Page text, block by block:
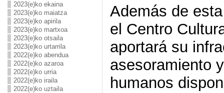
2023(e)ko ekaina
2023(e)ko maiatza
2023(e)ko apirila
2023(e)ko martxoa
2023(e)ko otsaila
2023(e)ko urtarrila
2022(e)ko abendua
2022(e)ko azaroa
2022(e)ko urria
2022(e)ko iraila
2022(e)ko uztaila
Además de
el Centro
aportará su
asesoramiento
humanos